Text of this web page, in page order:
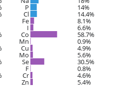
P 14%
Cl 14.4%
Fe 8.1%
I 6.6%
Co 58.7%
Mn 0.9%
Cu 4.9%
Mo 5.6%
Se 30.5%
F 0.8%
Cr 4.6%
Zn 5.4%